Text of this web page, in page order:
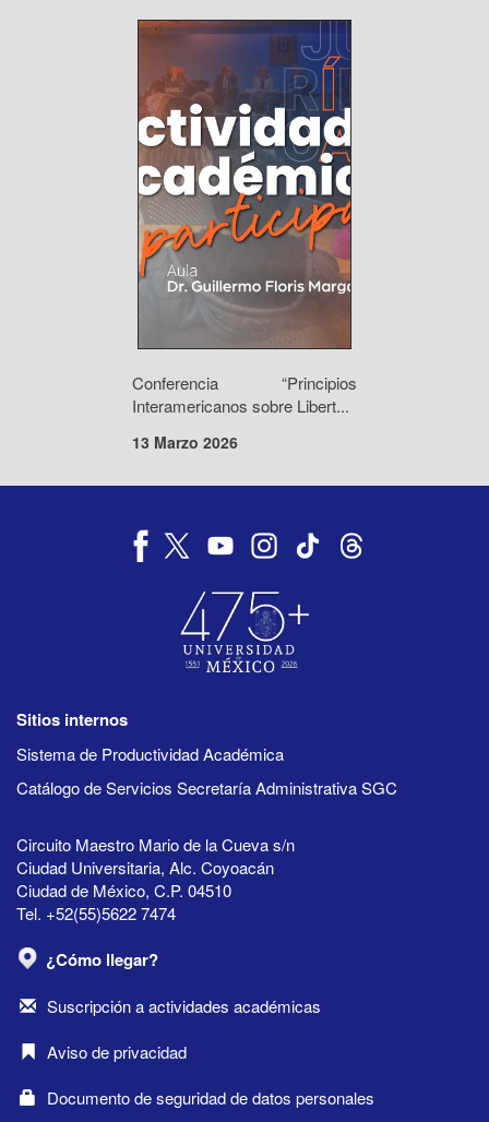
Conferencia “Principios
Interamericanos sobre Libert...
13 Marzo 2026
Sitios internos
Sistema de Productividad Académica
Catálogo de Servicios Secretaría Administrativa SGC
Circuito Maestro Mario de la Cueva s/n
Ciudad Universitaria, Alc. Coyoacán
Ciudad de México, C.P. 04510
Tel. +52(55)5622 7474
¿Cómo llegar?
Suscripción a actividades académicas
Aviso de privacidad
Documento de seguridad de datos personales